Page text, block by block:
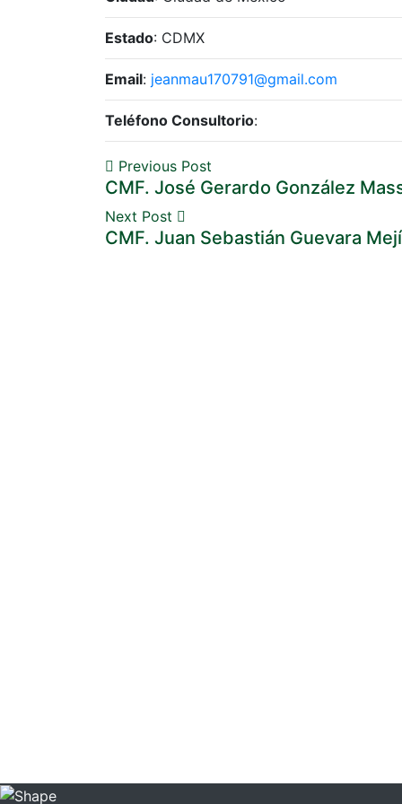
Estado: CDMX
Email: jeanmau170791@gmail.com
Teléfono Consultorio:
Previous Post
CMF. José Gerardo González
Next Post
CMF. Juan Sebastián Guevara